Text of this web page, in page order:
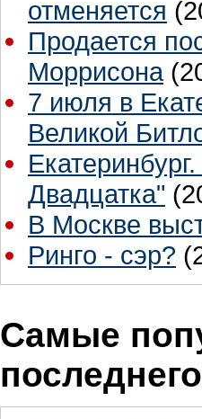
отменяется
Продается
Моррисона
7 июля в
Великой
Двадцатка"
В Москве
Ринго - сэр?
Самые